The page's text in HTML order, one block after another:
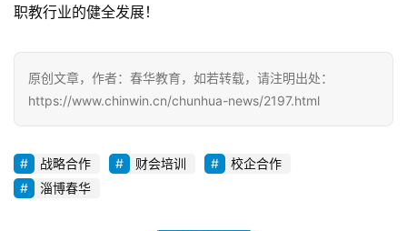
职教行业的健全发展！
原创文章，作者：春华教育，如若转载，请注明出处：
https://www.chinwin.cn/chunhua-news/2197.html
战略合作 财会培训
校企合作
淄博春华